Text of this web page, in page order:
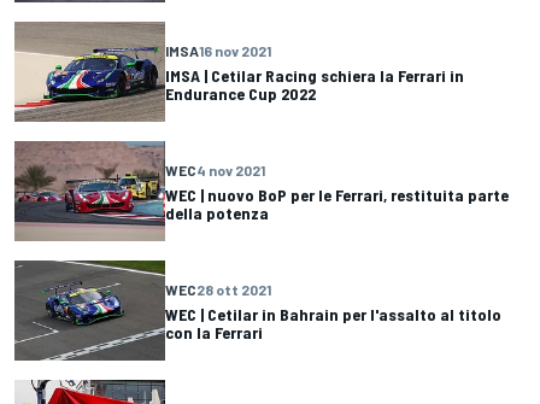
IMSA16 nov 2021
IMSA | Cetilar Racing schiera la Ferrari in
Endurance Cup 2022
WEC4 nov 2021
WEC | nuovo BoP per le Ferrari, restituita parte
della potenza
WEC28 ott 2021
WEC | Cetilar in Bahrain per l'assalto al titolo
con la Ferrari